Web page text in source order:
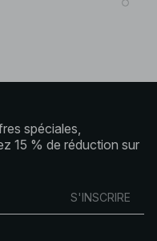
spéciales,
15 % de réduction sur
S'INSCRIRE